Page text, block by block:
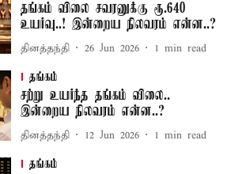
தங்கம் விலை சவரனுக்கு ரூ.640
உயர்வு..! இன்றைய நிலவரம் என்ன..?
தினத்தந்தி 26 Jun 2026 1 min read
தங்கம்
சற்று உயர்ந்த தங்கம் விலை..
இன்றைய நிலவரம் என்ன..?
தினத்தந்தி 12 Jun 2026 1 min read
தங்கம்